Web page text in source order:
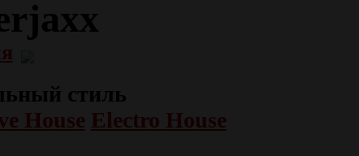
стиль
House Electro House